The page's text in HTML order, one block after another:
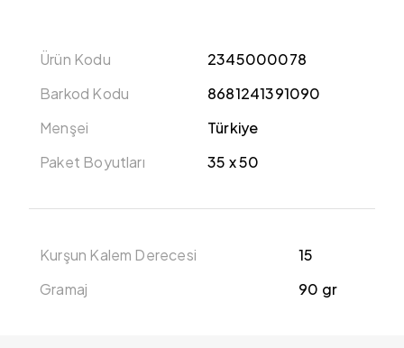
Ürün Kodu
2345000078
Barkod Kodu
8681241391090
Menşei
Türkiye
Paket Boyutları
35 x 50
Kurşun Kalem Derecesi
15
Gramaj
90 gr